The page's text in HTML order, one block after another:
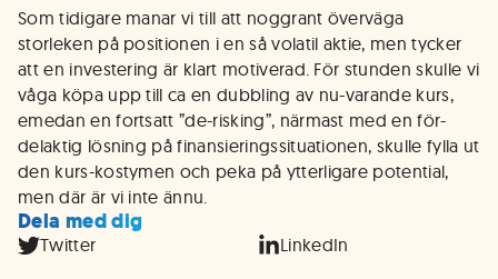
Som tidigare manar vi till att noggrant överväga
storleken på positionen i en så volatil aktie, men tycker
att en investering är klart motiverad. För stunden skulle vi
våga köpa upp till ca en dubbling av nu-varande kurs,
emedan en fortsatt ”de-risking”, närmast med en för-
delaktig lösning på finansieringssituationen, skulle fylla ut
den kurs-kostymen och peka på ytterligare potential,
men där är vi inte ännu.
Dela med dig
Twitter LinkedIn